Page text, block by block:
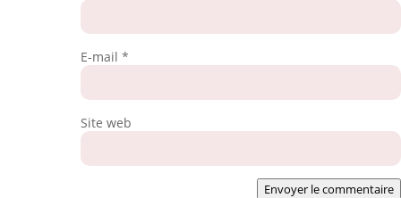
E-mail *
Site web
Envoyer le commentaire